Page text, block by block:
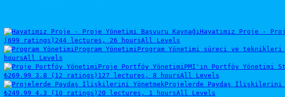
Hayatımız Proje -
(699 ratings) 244 lectures, 26 hoursAll Levels
Program Yönetimi Program Yönetimi süreci ve
hoursAll Levels
Proje Portföy Yönetimi PMI'ın Portföy Yönetimi
₺269.99 3.8 (12 ratings) 127 lectures, 8 hoursAll Levels
Projelerde Paydaş İlişkilerini
₺249.99 4.3 (10 ratings) 20 lectures, 1 hoursAll Levels